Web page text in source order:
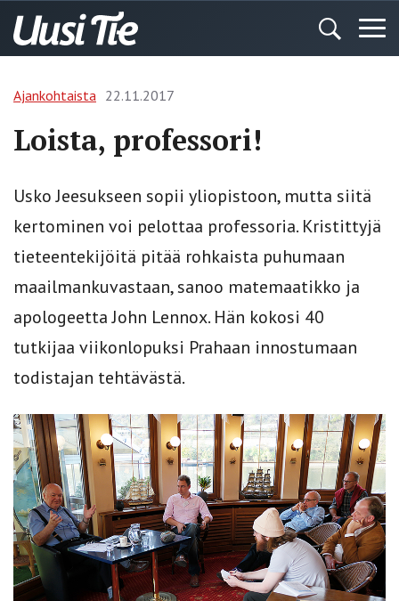
Ajankohtaista 22.11.2017
Loista, professori!
Usko Jeesukseen sopii yliopistoon, mutta siitä
kertominen voi pelottaa professoria. Kristittyjä
tieteentekijöitä pitää rohkaista puhumaan
maailmankuvastaan, sanoo matemaatikko ja
apologeetta John Lennox. Hän kokosi 40
tutkijaa viikonlopuksi Prahaan innostumaan
todistajan tehtävästä.